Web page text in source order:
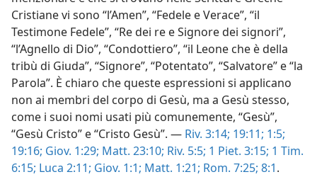
Cristiane vi sono “l’Amen”, “Fedele e Verace”, “il
Testimone Fedele”, “Re dei re e Signore dei signori”,
“l’Agnello di Dio”, “Condottiero”, “il Leone che è della
tribù di Giuda”, “Signore”, “Potentato”, “Salvatore” e “la
Parola”. È chiaro che queste espressioni si applicano
non ai membri del corpo di Gesù, ma a Gesù stesso,
come i suoi nomi usati più comunemente, “Gesù”,
“Gesù Cristo” e “Cristo Gesù”. — Riv. 3:14; 19:11; 1:5;
19:16; Giov. 1:29; Matt. 23:10; Riv. 5:5; 1 Piet. 3:15; 1 Tim.
6:15; Luca 2:11; Giov. 1:1; Matt. 1:21; Rom. 7:25; 8:1.